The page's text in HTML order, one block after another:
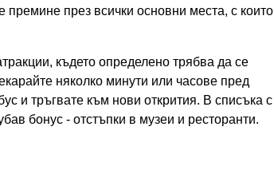
премине през всички основни места, с които
където определено трябва да се
няколко минути или часове пред
и тръгвате към нови открития. В списъка с
бонус - отстъпки в музеи и ресторанти.